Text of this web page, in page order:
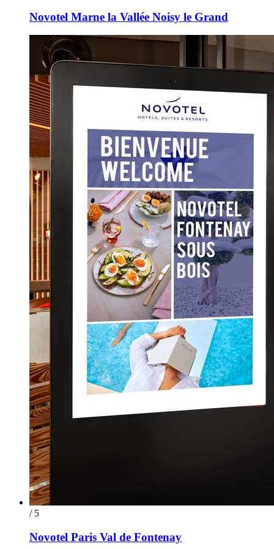
Novotel Marne la Vallée Noisy le Grand
/ 5
Novotel Paris Val de Fontenay